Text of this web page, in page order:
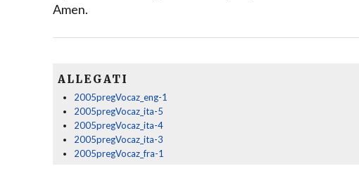
Amen.
ALLEGATI
2005pregVocaz_eng-1
2005pregVocaz_ita-5
2005pregVocaz_ita-4
2005pregVocaz_ita-3
2005pregVocaz_fra-1